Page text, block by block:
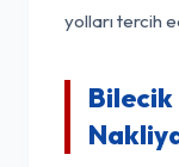
yolları tercih
Bilecik